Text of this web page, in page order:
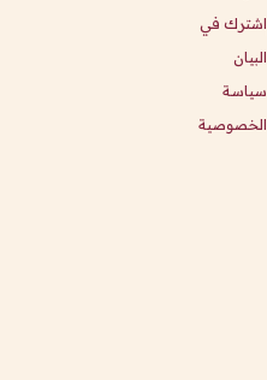
اشترك في
البيان
سياسة
الخصوصية